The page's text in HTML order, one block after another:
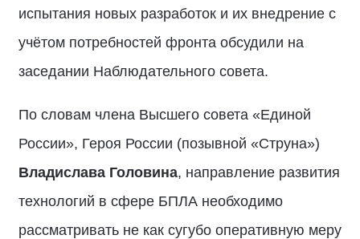
испытания новых разработок и их внедрение с
учётом потребностей фронта обсудили на
заседании Наблюдательного совета.
По словам члена Высшего совета «Единой
России», Героя России (позывной «Струна»)
Владислава Головина, направление развития
технологий в сфере БПЛА необходимо
рассматривать не как сугубо оперативную меру